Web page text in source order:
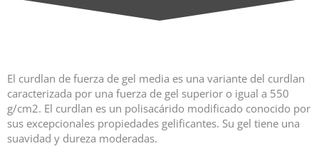
El curdlan de fuerza de gel media es una variante del curdlan
caracterizada por una fuerza de gel superior o igual a 550
g/cm2. El curdlan es un polisacárido modificado conocido por
sus excepcionales propiedades gelificantes. Su gel tiene una
suavidad y dureza moderadas.